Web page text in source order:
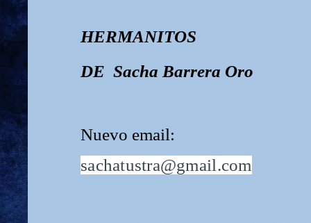
HERMANITOS
DE Sacha Barrera Oro
Nuevo email:
sachatustra@gmail.com